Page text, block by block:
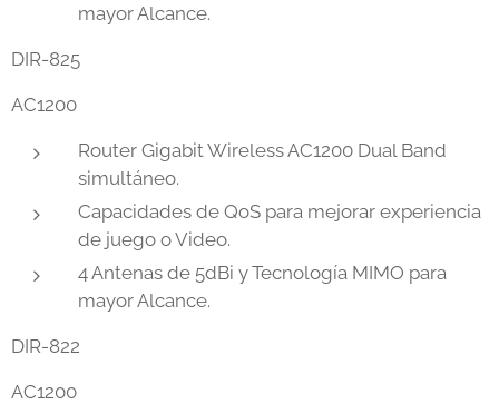
mayor Alcance.
DIR-825
AC1200
Router Gigabit Wireless AC1200 Dual Band
simultáneo.
Capacidades de QoS para mejorar experiencia
de juego o Video.
4 Antenas de 5dBi y Tecnología MIMO para
mayor Alcance.
DIR-822
AC1200